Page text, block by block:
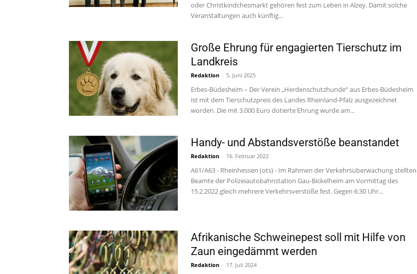
oder Christkindchesmarkt gehören fest zum Leben in Alzey. Damit solche
Veranstaltungen auch künftig...
Große Ehrung für engagierten Tierschutz im
Landkreis
Redaktion - 5. Juni 2025
Erbes-Büdesheim – Der Verein „Herdenschutzhunde“ aus Erbes-Büdesheim
ist mit dem Tierschutzpreis des Landes Rheinland-Pfalz ausgezeichnet
worden. Die mit 3.000 Euro dotierte Ehrung wurde am...
Handy- und Abstandsverstöße beanstandet
Redaktion - 16. Februar 2022
A61/A63 - Rheinhessen (ots) - Im Rahmen der Verkehrsüberwachung stellten
Beamte der Polizeiautobahnstation Gau-Bickelheim am Vormittag des
15.2.2022 gleich mehrere Verkehrsverstöße fest. Gegen 6:30 Uhr...
Afrikanische Schweinepest soll mit Hilfe von
Zaun eingedämmt werden
Redaktion - 17. Juli 2024